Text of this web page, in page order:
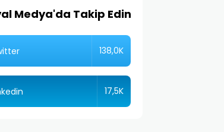
Medya'da Takip Edin
138,0K
17,5K